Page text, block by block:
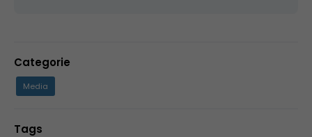
Categorie
Media
Tags